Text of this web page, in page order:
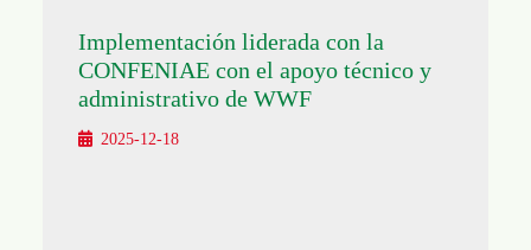
Implementación liderada con la
CONFENIAE con el apoyo técnico y
administrativo de WWF
2025-12-18